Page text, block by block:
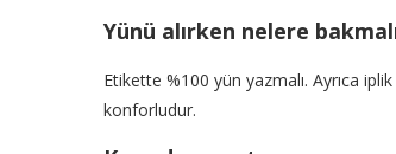
Yünü alırken nelere
Etikette %100 yün yazmalı. Ayrıca
konforludur.